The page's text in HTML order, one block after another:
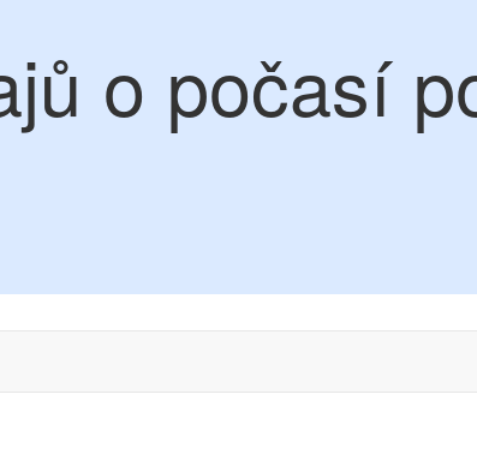
o počasí